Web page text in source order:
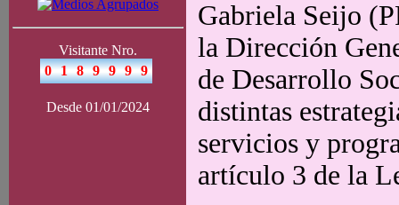
Visitante Nro.
Desde 01/01/2024
Gabriela Seijo
la Dirección
de Desarrollo
distintas
servicios y
artículo 3 de la